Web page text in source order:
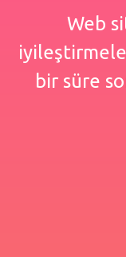
Web
bir süre